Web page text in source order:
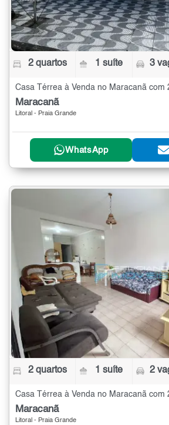
2 quartos 1 suíte 3
Casa Térrea à Venda no Maracanã com
Maracanã
Litoral - Praia Grande
WhatsApp
2 quartos 1 suíte 2
Casa Térrea à Venda no Maracanã com
Maracanã
Litoral - Praia Grande